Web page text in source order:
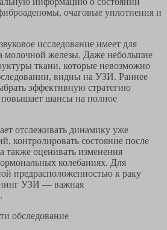
очаговые уплотнения и
исследование имеет для
молочной железы. Даже небольшие
ткани, которые невозможно
видны на УЗИ. Раннее
эффективную стратегию
повышает шансы на полное
отслеживать динамику уже
контролировать состояние после
также оценивать изменения
колебаниях. Для
предрасположенностью к раку
УЗИ — важная
обследование